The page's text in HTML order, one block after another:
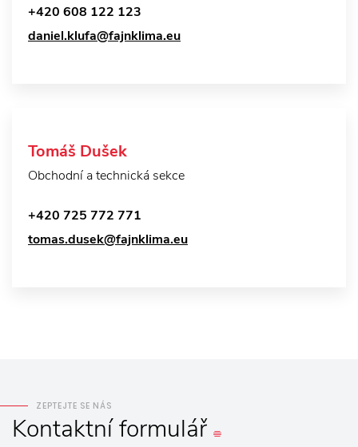
+420 608 122 123
daniel.klufa@fajnklima.eu
Tomáš Dušek
Obchodní a technická sekce
+420 725 772 771
tomas.dusek@fajnklima.eu
ZEPTEJTE SE NÁS
Kontaktníformulář